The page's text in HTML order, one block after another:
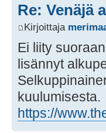
Re: Venäjä
Kirjoittaja
Ei liity
lisännyt
kuulumisesta.
https://